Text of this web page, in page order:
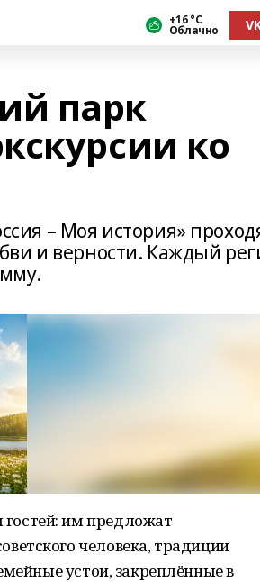
+16 °С
Облачно
парк
ко
– Моя история»
и верности. Каждый
им предложат
человека, традиции
устои, закреплённые в